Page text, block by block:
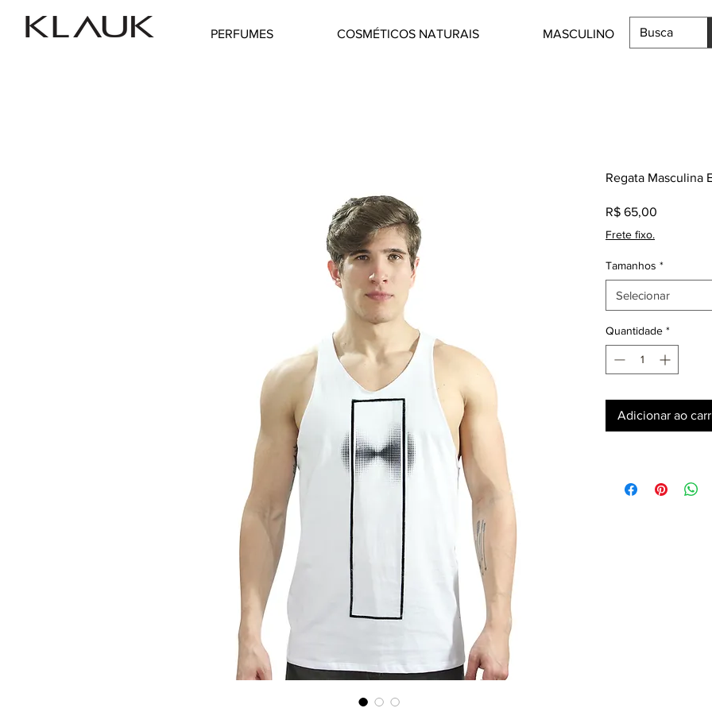
PERFUMES COSMÉTICOS NATURAIS MASCULINO
Regata Masculina
R$ 65,00
Frete fixo.
Tamanhos *
Selecionar
Quantidade *
Adicionar ao